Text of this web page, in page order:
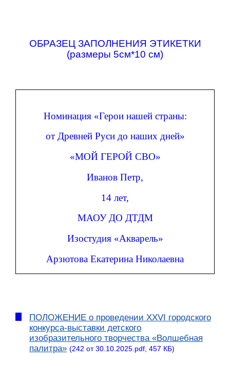
ОБРАЗЕЦ ЗАПОЛНЕНИЯ ЭТИКЕТКИ
(размеры 5см*10 см)
Номинация «Герои нашей страны:
от Древней Руси до наших дней»
«МОЙ ГЕРОЙ СВО»
Иванов Петр,
14 лет,
МАОУ ДО ДТДМ
Изостудия «Акварель»
Арзютова Екатерина Николаевна
ПОЛОЖЕНИЕ о проведении XXVI городского
конкурса-выставки детского
изобразительного творчества «Волшебная
палитра» (242 от 30.10.2025.pdf, 457 КБ)